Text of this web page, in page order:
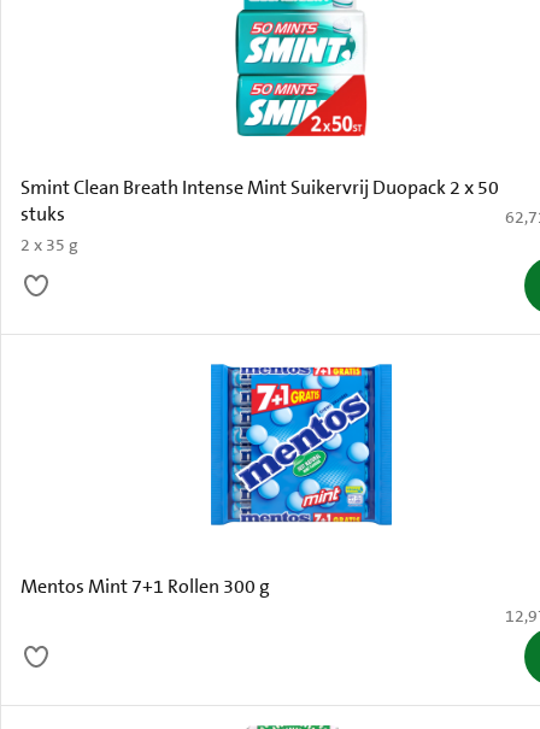
Smint Clean Breath Intense Mint Suikervrij Duopack 2 x 50
stuks
2 x 35 g
€
Mentos Mint 7+1 Rollen 300 g
€